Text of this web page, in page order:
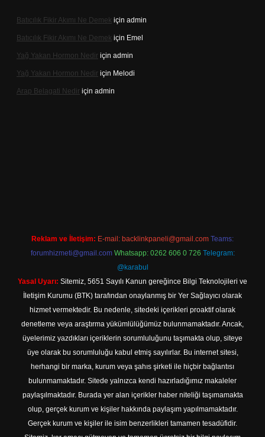
Batıcılık Fikir Akımı Ne Demek için admin
Batıcılık Fikir Akımı Ne Demek için Emel
Yağ Yakan Hormon Nedir için admin
Yağ Yakan Hormon Nedir için Melodi
Arap Belagati Nedir için admin
Reklam ve İletişim: E-mail: backlinkpaneli@gmail.com Teams:
forumhizmeti@gmail.com Whatsapp: 0262 606 0 726 Telegram:
@karabul
Yasal Uyarı: Sitemiz, 5651 Sayılı Kanun gereğince Bilgi Teknolojileri ve
İletişim Kurumu (BTK) tarafından onaylanmış bir Yer Sağlayıcı olarak
hizmet vermektedir. Bu nedenle, sitedeki içerikleri proaktif olarak
denetleme veya araştırma yükümlülüğümüz bulunmamaktadır. Ancak,
üyelerimiz yazdıkları içeriklerin sorumluluğunu taşımakta olup, siteye
üye olarak bu sorumluluğu kabul etmiş sayılırlar. Bu internet sitesi,
herhangi bir marka, kurum veya şahıs şirketi ile hiçbir bağlantısı
bulunmamaktadır. Sitede yalnızca kendi hazırladığımız makaleler
paylaşılmaktadır. Burada yer alan içerikler haber niteliği taşımamakta
olup, gerçek kurum ve kişiler hakkında paylaşım yapılmamaktadır.
Gerçek kurum ve kişiler ile isim benzerlikleri tamamen tesadüfidir.